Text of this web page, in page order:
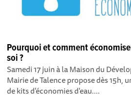
Pourquoi et comment
soi ?
Samedi 17 juin à la Maison du
Mairie de Talence propose dès
de kits d'économies d'eau....